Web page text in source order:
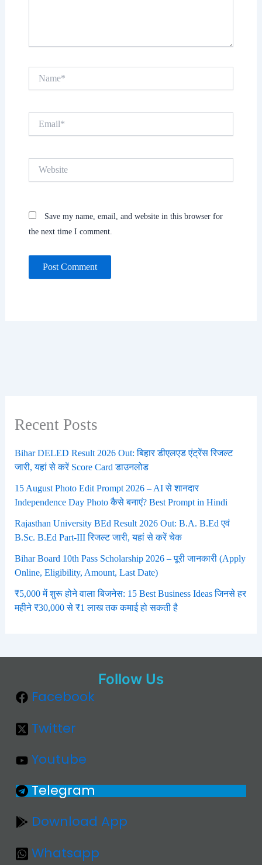
Save my name, email, and website in this browser for
the next time I comment.
Recent Posts
Bihar DELED Result 2026 Out: बिहार डीएलएड एंट्रेंस रिजल्ट
जारी, यहां से करें Score Card डाउनलोड
15 August Photo Edit Prompt 2026 – AI से शानदार
Independence Day Photo कैसे बनाएं? Best Prompt in Hindi
Rajasthan University BEd Result 2026 Out: B.A. B.Ed एवं
B.Sc. B.Ed Part-III रिजल्ट जारी, यहां से करें चेक
Bihar Board 10th Pass Scholarship 2026 – पूरी जानकारी (Apply
Online, Eligibility, Amount, Last Date)
₹5,000 में शुरू होने वाला बिजनेस: 15 Best Business Ideas जिनसे हर
महीने ₹30,000 से ₹1 लाख तक कमाई हो सकती है
Follow Us
Facebook
Twitter
Youtube
Telegram
Download App
Whatsapp